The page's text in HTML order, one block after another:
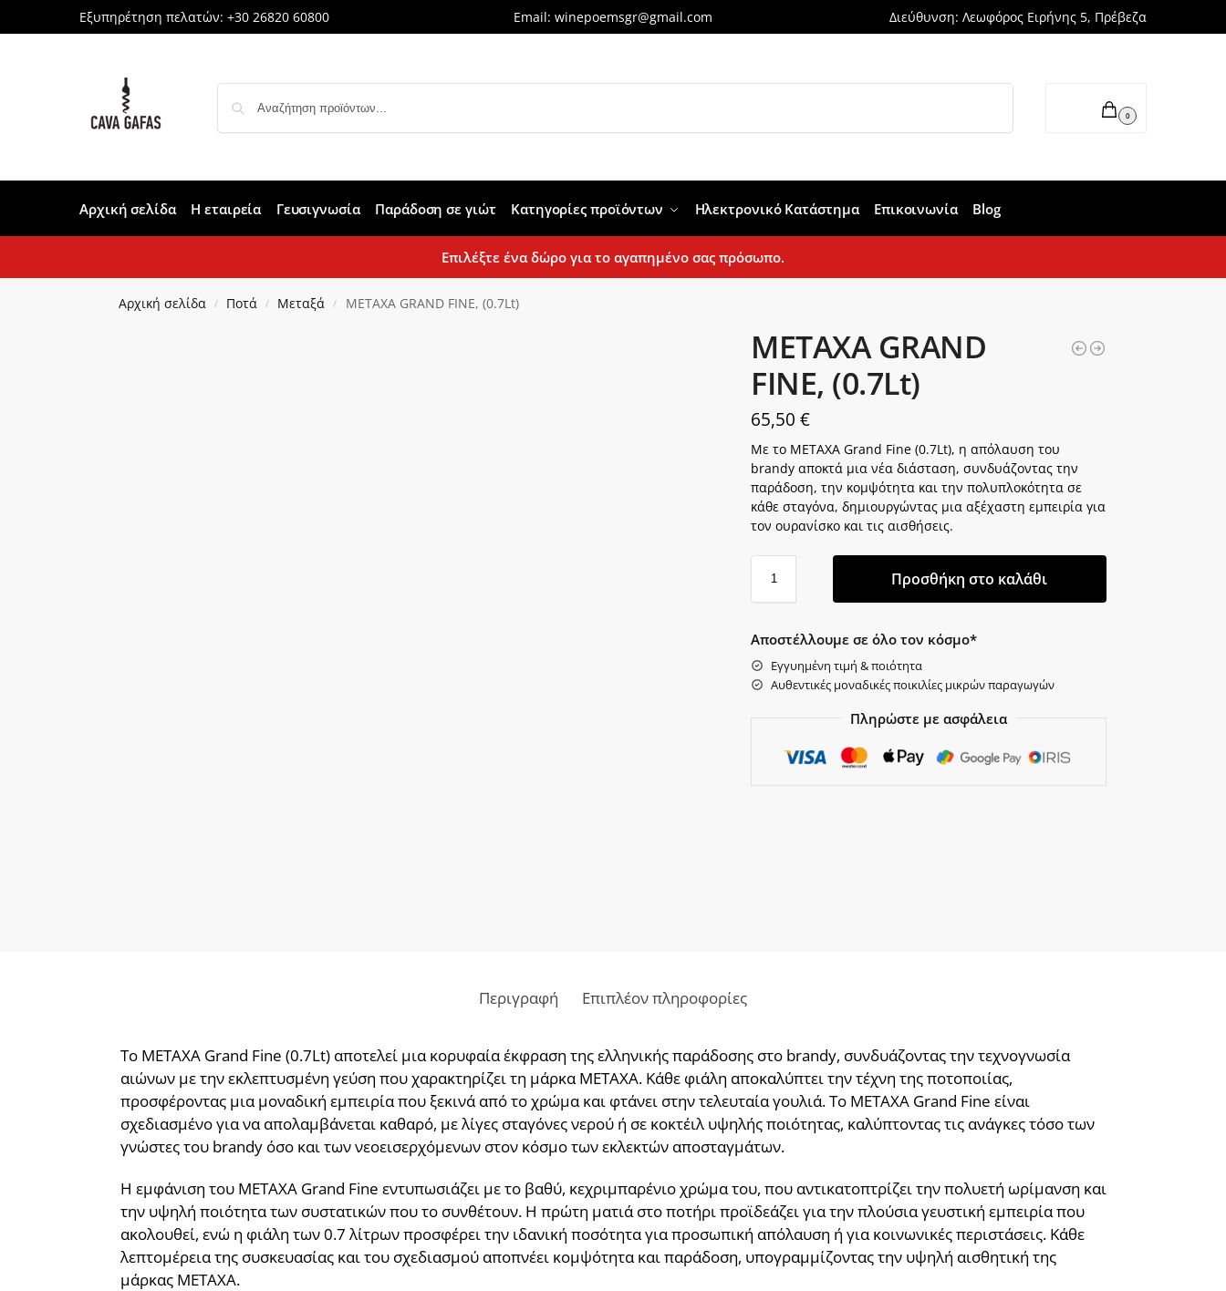
Εξυπηρέτηση πελατών: +30 26820 60800 Email: winepoemsgr@gmail.com Διεύθυνση: Λεωφόρος Ειρήνης 5, Πρέβεζα
0
Αρχική σελίδα Η εταιρεία Γευσιγνωσία Παράδοση σε γιώτ Κατηγορίες προϊόντων Ηλεκτρονικό Κατάστημα Επικοινωνία Blog
Επιλέξτε ένα δώρο για το αγαπημένο σας πρόσωπο.
Αρχική σελίδα / Ποτά / Μεταξά / METAXA GRAND FINE, (0.7Lt)
METAXA GRAND
FINE, (0.7Lt)
65,50€
Με το METAXA Grand Fine (0.7Lt), η απόλαυση του
brandy αποκτά μια νέα διάσταση, συνδυάζοντας την
παράδοση, την κομψότητα και την πολυπλοκότητα σε
κάθε σταγόνα, δημιουργώντας μια αξέχαστη εμπειρία για
τον ουρανίσκο και τις αισθήσεις.
Προσθήκη στο καλάθι
Αποστέλλουμε σε όλο τον κόσμο*
Εγγυημένη τιμή & ποιότητα
Αυθεντικές μοναδικές ποικιλίες μικρών παραγωγών
Πληρώστε με ασφάλεια
Περιγραφή Επιπλέον πληροφορίες
Το METAXA Grand Fine (0.7Lt) αποτελεί μια κορυφαία έκφραση της ελληνικής παράδοσης στο brandy, συνδυάζοντας την τεχνογνωσία
αιώνων με την εκλεπτυσμένη γεύση που χαρακτηρίζει τη μάρκα METAXA. Κάθε φιάλη αποκαλύπτει την τέχνη της ποτοποιίας,
προσφέροντας μια μοναδική εμπειρία που ξεκινά από το χρώμα και φτάνει στην τελευταία γουλιά. Το METAXA Grand Fine είναι
σχεδιασμένο για να απολαμβάνεται καθαρό, με λίγες σταγόνες νερού ή σε κοκτέιλ υψηλής ποιότητας, καλύπτοντας τις ανάγκες τόσο των
γνώστες του brandy όσο και των νεοεισερχόμενων στον κόσμο των εκλεκτών αποσταγμάτων.
Η εμφάνιση του METAXA Grand Fine εντυπωσιάζει με το βαθύ, κεχριμπαρένιο χρώμα του, που αντικατοπτρίζει την πολυετή ωρίμανση και
την υψηλή ποιότητα των συστατικών που το συνθέτουν. Η πρώτη ματιά στο ποτήρι προϊδεάζει για την πλούσια γευστική εμπειρία που
ακολουθεί, ενώ η φιάλη των 0.7 λίτρων προσφέρει την ιδανική ποσότητα για προσωπική απόλαυση ή για κοινωνικές περιστάσεις. Κάθε
λεπτομέρεια της συσκευασίας και του σχεδιασμού αποπνέει κομψότητα και παράδοση, υπογραμμίζοντας την υψηλή αισθητική της
μάρκας METAXA.